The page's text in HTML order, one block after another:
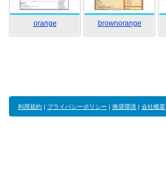
orange brownorange
利用規約 | プライバシーポリシー | 推奨環境 | 会社概要